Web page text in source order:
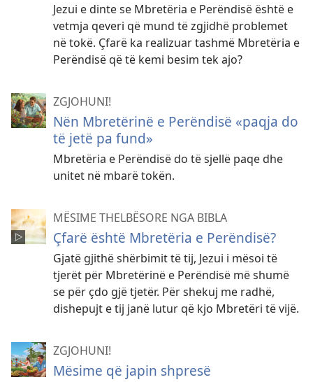
Jezui e dinte se Mbretëria e Perëndisë është e
vetmja qeveri që mund të zgjidhë problemet
në tokë. Çfarë ka realizuar tashmë Mbretëria e
Perëndisë që të kemi besim tek ajo?
ZGJOHUNI!
Nën Mbretërinë e Perëndisë «paqja do
të jetë pa fund»
Mbretëria e Perëndisë do të sjellë paqe dhe
unitet në mbarë tokën.
MËSIME THELBËSORE NGA BIBLA
Çfarë është Mbretëria e Perëndisë?
Gjatë gjithë shërbimit të tij, Jezui i mësoi të
tjerët për Mbretërinë e Perëndisë më shumë
se për çdo gjë tjetër. Për shekuj me radhë,
dishepujt e tij janë lutur që kjo Mbretëri të vijë.
ZGJOHUNI!
Mësime që japin shpresë